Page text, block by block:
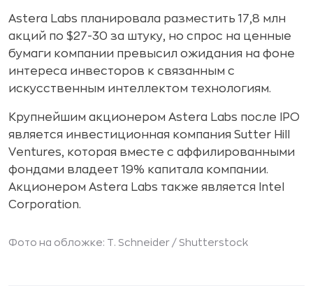
Astera Labs планировала разместить 17,8 млн
акций по $27-30 за штуку, но спрос на ценные
бумаги компании превысил ожидания на фоне
интереса инвесторов к связанным с
искусственным интеллектом технологиям.
Крупнейшим акционером Astera Labs после IPO
является инвестиционная компания Sutter Hill
Ventures, которая вместе с аффилированными
фондами владеет 19% капитала компании.
Акционером Astera Labs также является Intel
Corporation.
Фото на обложке: T. Schneider / Shutterstock